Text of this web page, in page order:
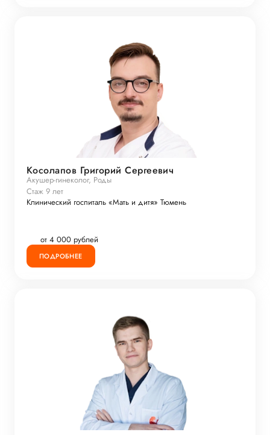
Косолапов Григорий Сергеевич
Акушер-гинеколог, Роды
Стаж 9 лет
Клинический госпиталь «Мать и дитя» Тюмень
от 4 000 рублей
ПОДРОБНЕЕ